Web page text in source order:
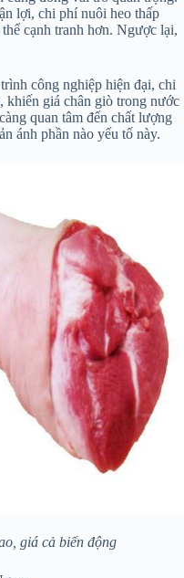
lợi, chi phí nuôi heo thấp
cạnh tranh hơn. Ngược lại,
công nghiệp hiện đại, chi
khiến giá chân giò trong nước
quan tâm đến chất lượng
ánh phần nào yếu tố này.
giá cả biến động